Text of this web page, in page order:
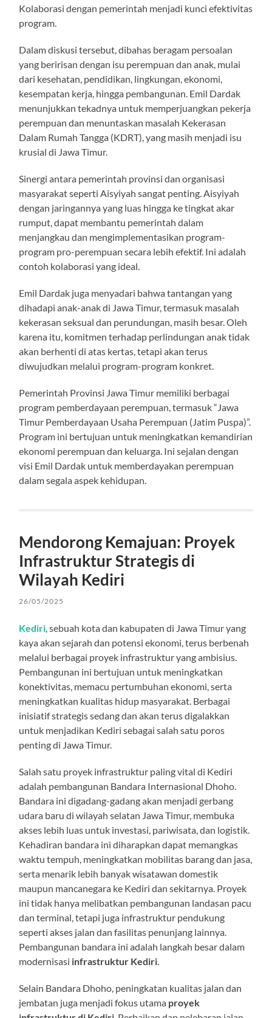
Kolaborasi dengan pemerintah menjadi kunci efektivitas
program.
Dalam diskusi tersebut, dibahas beragam persoalan
yang beririsan dengan isu perempuan dan anak, mulai
dari kesehatan, pendidikan, lingkungan, ekonomi,
kesempatan kerja, hingga pembangunan. Emil Dardak
menunjukkan tekadnya untuk memperjuangkan pekerja
perempuan dan menuntaskan masalah Kekerasan
Dalam Rumah Tangga (KDRT), yang masih menjadi isu
krusial di Jawa Timur.
Sinergi antara pemerintah provinsi dan organisasi
masyarakat seperti Aisyiyah sangat penting. Aisyiyah
dengan jaringannya yang luas hingga ke tingkat akar
rumput, dapat membantu pemerintah dalam
menjangkau dan mengimplementasikan program-
program pro-perempuan secara lebih efektif. Ini adalah
contoh kolaborasi yang ideal.
Emil Dardak juga menyadari bahwa tantangan yang
dihadapi anak-anak di Jawa Timur, termasuk masalah
kekerasan seksual dan perundungan, masih besar. Oleh
karena itu, komitmen terhadap perlindungan anak tidak
akan berhenti di atas kertas, tetapi akan terus
diwujudkan melalui program-program konkret.
Pemerintah Provinsi Jawa Timur memiliki berbagai
program pemberdayaan perempuan, termasuk “Jawa
Timur Pemberdayaan Usaha Perempuan (Jatim Puspa)”.
Program ini bertujuan untuk meningkatkan kemandirian
ekonomi perempuan dan keluarga. Ini sejalan dengan
visi Emil Dardak untuk memberdayakan perempuan
dalam segala aspek kehidupan.
Mendorong Kemajuan: Proyek
Infrastruktur Strategis di
Wilayah Kediri
26/05/2025
Kediri , sebuah kota dan kabupaten di Jawa Timur yang
kaya akan sejarah dan potensi ekonomi, terus berbenah
melalui berbagai proyek infrastruktur yang ambisius.
Pembangunan ini bertujuan untuk meningkatkan
konektivitas, memacu pertumbuhan ekonomi, serta
meningkatkan kualitas hidup masyarakat. Berbagai
inisiatif strategis sedang dan akan terus digalakkan
untuk menjadikan Kediri sebagai salah satu poros
penting di Jawa Timur.
Salah satu proyek infrastruktur paling vital di Kediri
adalah pembangunan Bandara Internasional Dhoho.
Bandara ini digadang-gadang akan menjadi gerbang
udara baru di wilayah selatan Jawa Timur, membuka
akses lebih luas untuk investasi, pariwisata, dan logistik.
Kehadiran bandara ini diharapkan dapat memangkas
waktu tempuh, meningkatkan mobilitas barang dan jasa,
serta menarik lebih banyak wisatawan domestik
maupun mancanegara ke Kediri dan sekitarnya. Proyek
ini tidak hanya melibatkan pembangunan landasan pacu
dan terminal, tetapi juga infrastruktur pendukung
seperti akses jalan dan fasilitas penunjang lainnya.
Pembangunan bandara ini adalah langkah besar dalam
modernisasi infrastruktur Kediri
Selain Bandara Dhoho, peningkatan kualitas jalan dan
jembatan juga menjadi fokus utama proyek